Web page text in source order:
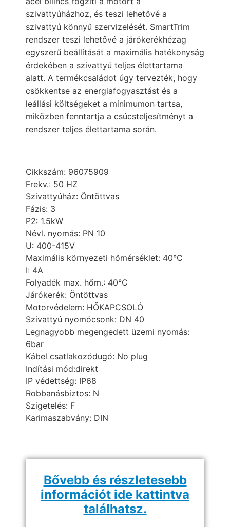
szivattyúházhoz, és teszi lehetővé a
szivattyú könnyű szervizelését. SmartTrim
rendszer teszi lehetővé a járókerékhézag
egyszerű beállítását a maximális hatékonyság
érdekében a szivattyú teljes élettartama
alatt. A termékcsaládot úgy tervezték, hogy
csökkentse az energiafogyasztást és a
leállási költségeket a minimumon tartsa,
miközben fenntartja a csúcsteljesítményt a
rendszer teljes élettartama során.
Cikkszám: 96075909
Frekv.: 50 HZ
Szivattyúház: Öntöttvas
Fázis: 3
P2: 1.5kW
Névl. nyomás: PN 10
U: 400-415V
Maximális környezeti hőmérséklet: 40°C
I: 4A
Folyadék max. hőm.: 40°C
Járókerék: Öntöttvas
Motorvédelem: HŐKAPCSOLÓ
Szivattyú nyomócsonk: DN 40
Legnagyobb megengedett üzemi nyomás:
6bar
Kábel csatlakozódugó: No plug
Indítási mód:direkt
IP védettség: IP68
Robbanásbiztos: N
Szigetelés: F
Karimaszabvány: DIN
Bővebb és részletesebb
információt ide kattintva
találhatsz.